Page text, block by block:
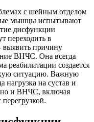
с шейным отделом
мышцы испытывают
дисфункции
переходить в
причину
ВНЧС. Она всегда
реабилитации создается
ситуацию. Важную
нагрузка на сустав и
и ВНЧС, включая
перегрузкой.